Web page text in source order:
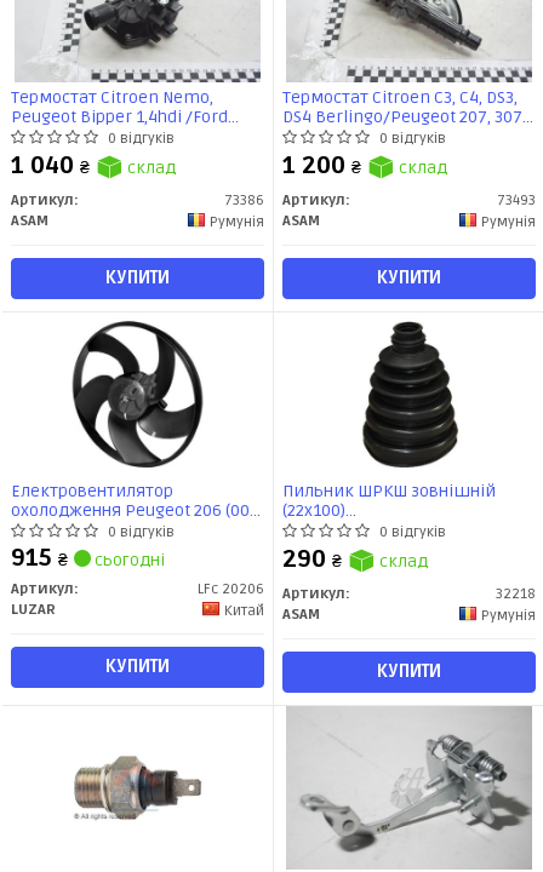
Термостат Citroen Nemo,
Peugeot Bipper 1,4hdi /Ford
Fiesta 1.4 TDCi (01-) (73386)
Asam
0 відгуків
1 040 ₴ склад
Артикул:
73386
ASAM
Румунія
КУПИТИ
Термостат Citroen C3, C4, DS3,
DS4 Berlingo/Peugeot 207, 307,
308, 4008, 5008, Partner 1.4i, 1.6i
(73493) Asam
0 відгуків
1 200 ₴ склад
Артикул:
73493
ASAM
Румунія
КУПИТИ
Електровентилятор
охолодження Peugeot 206 (00-)
1.6i / 1.1i / 1.4i / 2.0i (LFc 20206)
Luzar
0 відгуків
915 ₴ сьогодні
Артикул:
LFc 20206
LUZAR
Китай
КУПИТИ
Пильник ШРКШ зовнішній
(22x100)
BMW/Chevrolet/Citroen/Dacia/
(32218) Asam
0 відгуків
290 ₴ склад
Артикул:
32218
ASAM
Румунія
КУПИТИ